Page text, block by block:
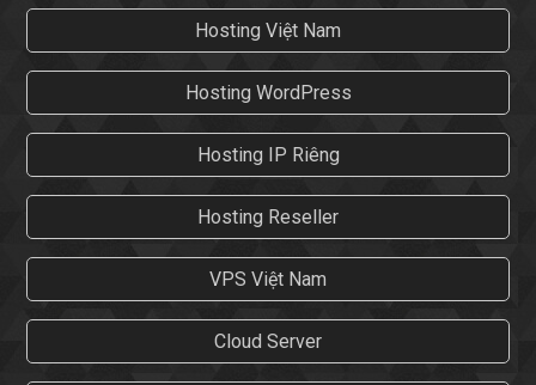
Hosting Việt Nam
Hosting WordPress
Hosting IP Riêng
Hosting Reseller
VPS Việt Nam
Cloud Server